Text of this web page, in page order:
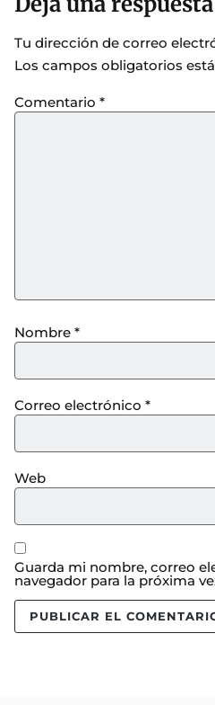
Tu dirección de correo
Los campos obligatorios
Comentario *
Nombre *
Correo electrónico *
Web
Guarda mi nombre, correo
navegador para la próxima